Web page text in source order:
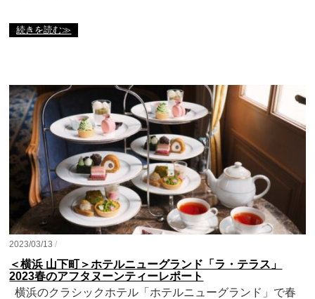
続きを読む≫
2023/03/13/
＜横浜 山下町＞ホテルニューグランド「ラ・テラス」
2023春のアフタヌーンティーレポート
横浜のクラシックホテル「ホテルニューグランド」で春